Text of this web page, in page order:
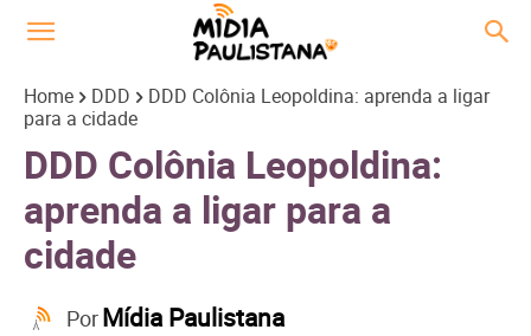
Home DDD
DDD Colônia Leopoldina: aprenda a ligar
para a cidade
DDD Colônia Leopoldina:
aprenda a ligar para a
cidade
PorMídia Paulistana